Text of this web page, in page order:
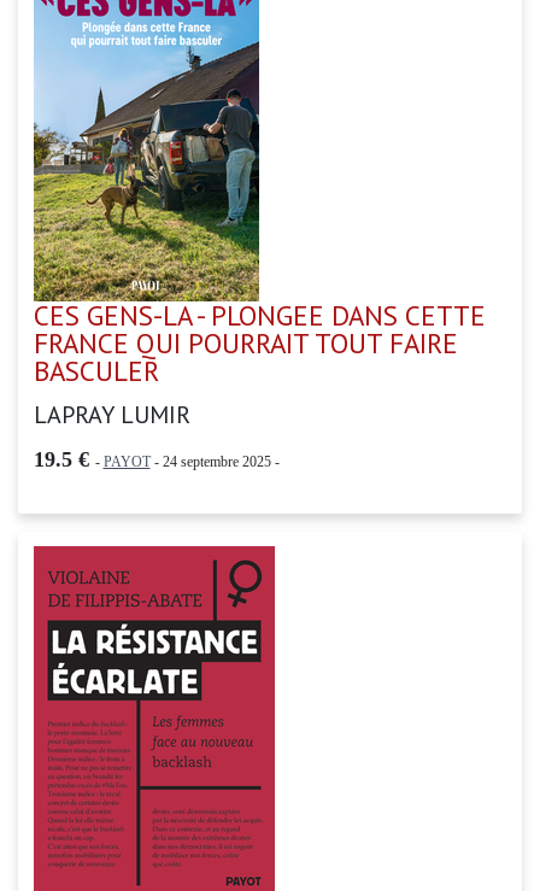
CES GENS-LA - PLONGEE DANS CETTE
FRANCE QUI POURRAIT TOUT FAIRE
BASCULER
LAPRAY LUMIR
19.5 € - PAYOT- 24 septembre 2025 -